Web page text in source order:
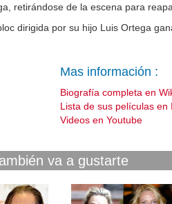
retirándose de la escena para
dirigida por su hijo Luis Ortega
Mas información :
Biografía completa en
Lista de sus películas en
Videos en Youtube
va a gustarte